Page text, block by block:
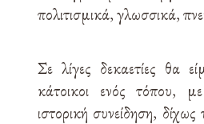
πολιτισμικά, γλωσσικά,
Σε λίγες δεκαετίες θα
κάτοικοι ενός τόπου,
ιστορική συνείδηση,